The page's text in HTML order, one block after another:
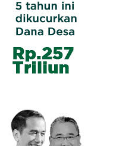
Investor, Akademisi,